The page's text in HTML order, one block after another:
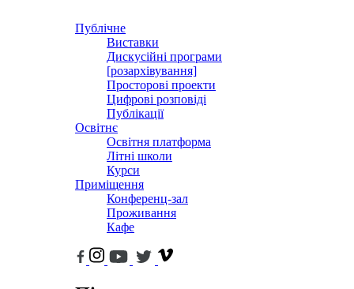
Публічне
Виставки
Дискусійні програми
[розархівування]
Просторові проекти
Цифрові розповіді
Публікації
Освітнє
Освітня платформа
Літні школи
Курси
Приміщення
Конференц-зал
Проживання
Кафе